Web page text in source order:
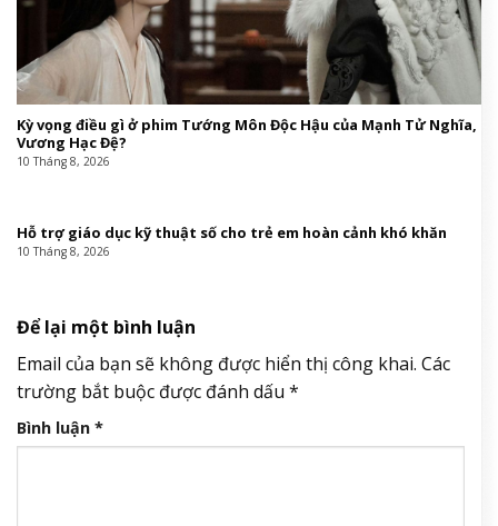
Kỳ vọng điều gì ở phim Tướng Môn Độc Hậu của Mạnh Tử Nghĩa,
Vương Hạc Đệ?
10 Tháng 8, 2026
Hỗ trợ giáo dục kỹ thuật số cho trẻ em hoàn cảnh khó khăn
10 Tháng 8, 2026
Để lại một bình luận
Email của bạn sẽ không được hiển thị công khai. Các
trường bắt buộc được đánh dấu *
Bình luận *